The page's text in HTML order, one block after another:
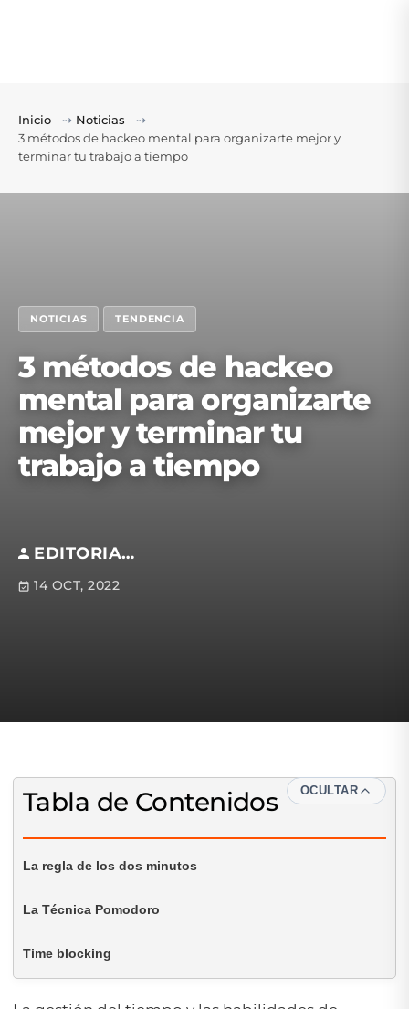
Inicio ⇢ Noticias
⇢
3 métodos de hackeo mental para organizarte mejor y
terminar tu trabajo a tiempo
NOTICIAS TENDENCIA
3 métodos de hackeo
mental para organizarte
mejor y terminar tu
trabajo a tiempo
EDITORIAL S.M
14 OCT, 2022
Tabla de Contenidos OCULTAR
La regla de los dos minutos
La Técnica Pomodoro
Time blocking